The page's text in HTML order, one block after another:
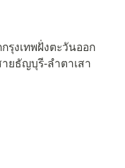
รุงเทพฝั่งตะวันออก
ยธัญบุรี-ลำตาเสา